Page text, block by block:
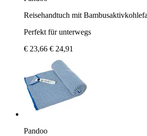
Reisehandtuch mit
Perfekt für unterwegs
€ 23,66 € 24,91
Pandoo